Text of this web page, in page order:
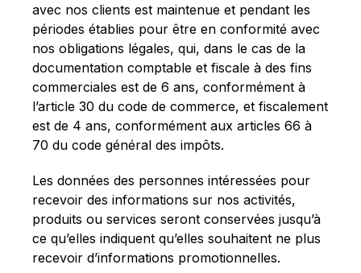
avec nos clients est maintenue et pendant les
périodes établies pour être en conformité avec
nos obligations légales, qui, dans le cas de la
documentation comptable et fiscale à des fins
commerciales est de 6 ans, conformément à
l’article 30 du code de commerce, et fiscalement
est de 4 ans, conformément aux articles 66 à
70 du code général des impôts.
Les données des personnes intéressées pour
recevoir des informations sur nos activités,
produits ou services seront conservées jusqu’à
ce qu’elles indiquent qu’elles souhaitent ne plus
recevoir d’informations promotionnelles.